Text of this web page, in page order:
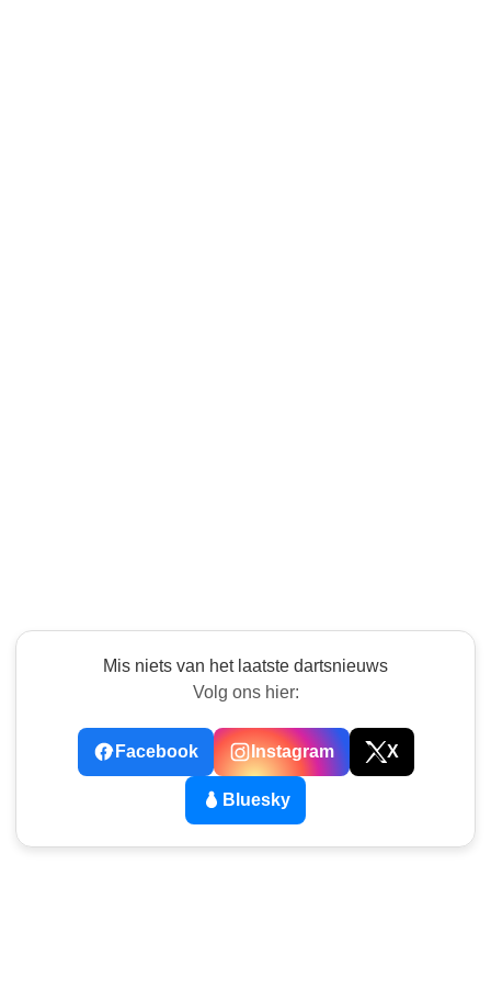
Mis niets van het laatste dartsnieuws
Volg ons hier:
Facebook Instagram X
Bluesky